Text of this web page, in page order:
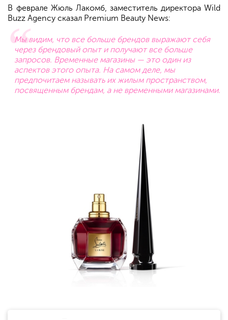
В феврале Жюль Лакомб, заместитель директора Wild
Buzz Agency сказал Premium Beauty News:
Мы видим, что все больше брендов выражают себя
через брендовый опыт и получают все больше
запросов. Временные магазины — это один из
аспектов этого опыта. На самом деле, мы
предпочитаем называть их жилым пространством,
посвященным брендам, а не временными магазинами.